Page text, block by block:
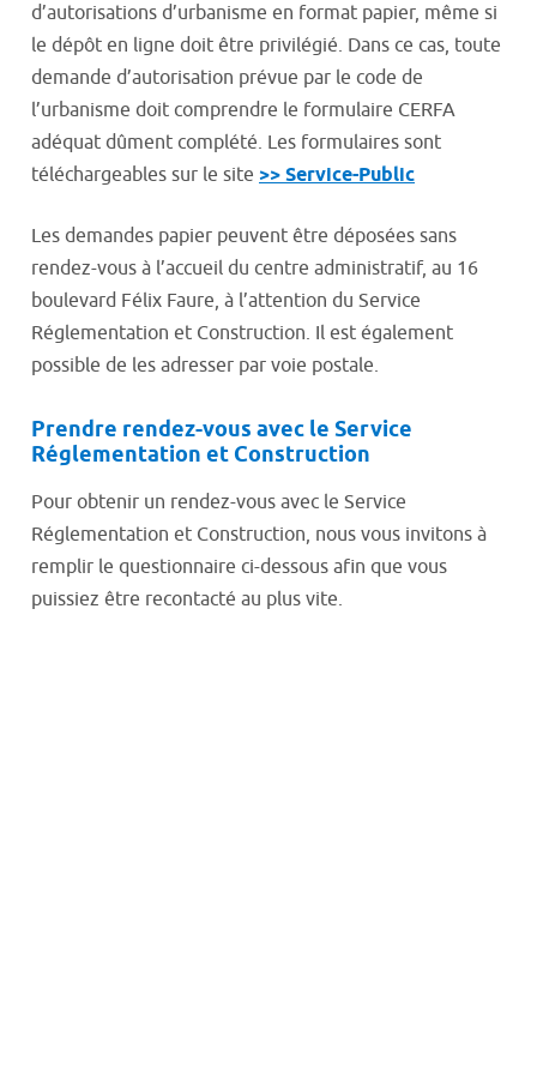
d’autorisations d’urbanisme en format papier, même si
le dépôt en ligne doit être privilégié. Dans ce cas, toute
demande d’autorisation prévue par le code de
l’urbanisme doit comprendre le formulaire CERFA
adéquat dûment complété. Les formulaires sont
téléchargeables sur le site >> Service-Public
Les demandes papier peuvent être déposées sans
rendez-vous à l’accueil du centre administratif, au 16
boulevard Félix Faure, à l’attention du Service
Réglementation et Construction. Il est également
possible de les adresser par voie postale.
Prendre rendez-vous avec le Service
Réglementation et Construction
Pour obtenir un rendez-vous avec le Service
Réglementation et Construction, nous vous invitons à
remplir le questionnaire ci-dessous afin que vous
puissiez être recontacté au plus vite.